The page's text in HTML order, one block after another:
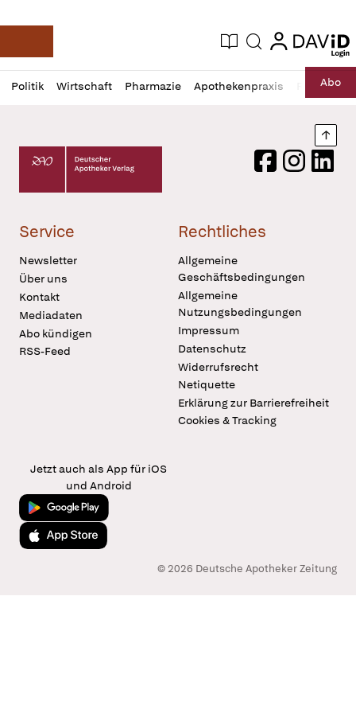
Deutsche Apotheker Zeitung
Aktuelle Ausgabe
Suche login
login
Politik Wirtschaft Pharmazie Apothekenpraxis RechtAbo
Profil
öffnen
Daz
Pur
Deutscher Apotheker Verlag Logo
FacebookInstagram
Service
Newsletter
Über uns
Kontakt
Mediadaten
Abo kündigen
RSS-Feed
Rechtliches
Allgemeine
Geschäftsbedingungen
Allgemeine
Nutzungsbedingungen
Impressum
Datenschutz
Widerrufsrecht
Netiquette
Erklärung zur Barrierefreiheit
Cookies & Tracking
Jetzt auch als App für iOS
und Android
Jetzt bei Google Play
Laden im App Store
© 2026 Deutsche Apotheker Zeitung